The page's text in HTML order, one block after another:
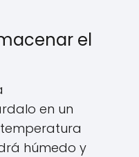
el
en un
húmedo y